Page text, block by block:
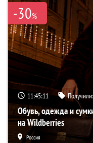
-30%
11:45:10 Получили:
Обувь, одежда и
на Wildberries
Россия